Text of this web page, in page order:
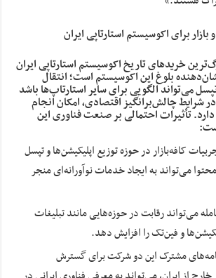
برای اکوسیستم استارتاپی ایران
خریدهای تاریخ اکوسیستم استارتاپی ایران
بلوغ این اکوسیستم است؛ انتقال
می‌تواند الگویی برای سایر استارتاپ‌ها باشد
شرایط چالش‌برانگیز اقتصادی، امکان انجام
تأثیرات احتمالی بر صنعت فناوری این
کافه‌بازار در حوزه توزیع اپلیکیشن‌ها و تپسل
می‌تواند به ایجاد خدمات نوآورانه‌ای منجر
می‌تواند رقابت در حوزه‌هایی مانند تبلیغات
و فین‌تک را افزایش دهد.
مشترک این دو شرکت برای گسترش